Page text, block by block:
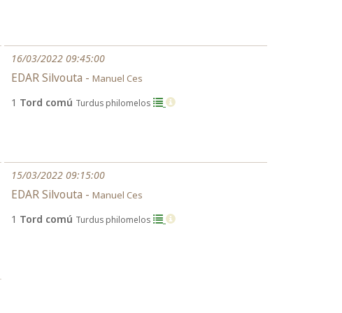
16/03/2022 09:45:00
EDAR Silvouta - Manuel Ces
1 Tord comú Turdus philomelos
15/03/2022 09:15:00
EDAR Silvouta - Manuel Ces
1 Tord comú Turdus philomelos